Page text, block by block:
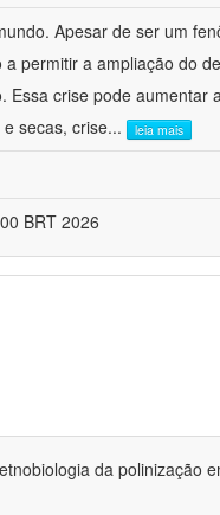
Apesar de ser um
permitir a ampliação do
Essa crise pode aumentar
secas, crise... leia mais
BRT 2026
da polinização